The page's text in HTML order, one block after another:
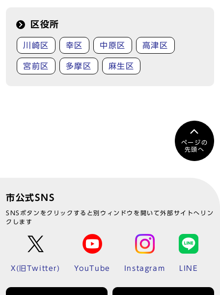
区役所
川崎区 幸区 中原区 高津区
宮前区 多摩区 麻生区
ページの
先頭へ
市公式SNS
SNSボタンをクリックすると別ウィンドウを開いて外部サイトへリン
クします
X(旧Twitter) YouTube Instagram LINE